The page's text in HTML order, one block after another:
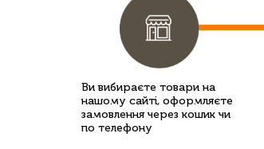
Ви вибираєте товари на
нашому сайті, оформляєте
замовлення через кошик чи
по телефону